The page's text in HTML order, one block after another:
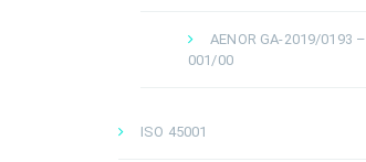
AENOR GA-2019/0193 –
001/00
ISO 45001